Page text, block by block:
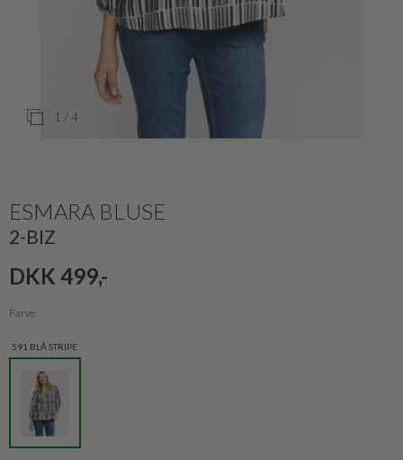
1 / 4
ESMARA BLUSE
2-BIZ
DKK 499,-
Farve
591 BLÅ STRIPE